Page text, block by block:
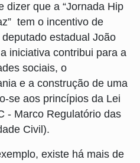
dizer que a “Jornada Hip
tem o incentivo de
estadual João
iniciativa contribui para a
sociais, o
e a construção de uma
se aos princípios da Lei
- Marco Regulatório das
Civil).
existe há mais de